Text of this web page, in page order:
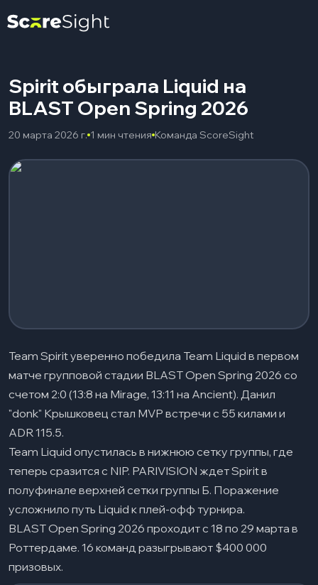
Spirit обыграла Liquid на
BLAST Open Spring 2026
20 марта 2026 г. 1 мин чтения Команда ScoreSight
Team Spirit уверенно победила Team Liquid в первом
матче групповой стадии BLAST Open Spring 2026 со
счетом 2:0 (13:8 на Mirage, 13:11 на Ancient). Данил
"donk" Крышковец стал MVP встречи с 55 килами и
ADR 115.5.
Team Liquid опустилась в нижнюю сетку группы, где
теперь сразится с NIP. PARIVISION ждет Spirit в
полуфинале верхней сетки группы Б. Поражение
усложнило путь Liquid к плей-офф турнира.
BLAST Open Spring 2026 проходит с 18 по 29 марта в
Роттердаме. 16 команд разыгрывают $400 000
призовых.